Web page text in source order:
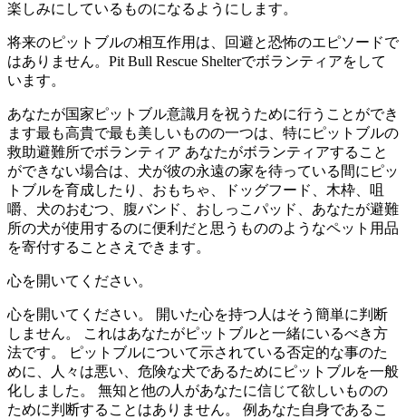
楽しみにしているものになるようにします。
将来のピットブルの相互作用は、回避と恐怖のエピソードで
はありません。Pit Bull Rescue Shelterでボランティアをして
います。
あなたが国家ピットブル意識月を祝うために行うことができ
ます最も高貴で最も美しいものの一つは、特にピットブルの
救助避難所でボランティア あなたがボランティアすること
ができない場合は、犬が彼の永遠の家を待っている間にピッ
トブルを育成したり、おもちゃ、ドッグフード、木枠、咀
嚼、犬のおむつ、腹バンド、おしっこパッド、あなたが避難
所の犬が使用するのに便利だと思うもののようなペット用品
を寄付することさえできます。
心を開いてください。
心を開いてください。 開いた心を持つ人はそう簡単に判断
しません。 これはあなたがピットブルと一緒にいるべき方
法です。 ピットブルについて示されている否定的な事のた
めに、人々は悪い、危険な犬であるためにピットブルを一般
化しました。 無知と他の人があなたに信じて欲しいものの
ために判断することはありません。 例あなた自身であるこ